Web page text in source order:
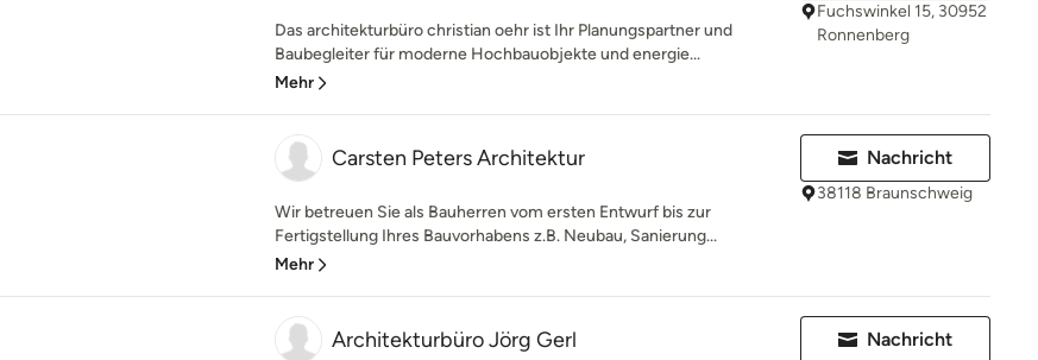
Das architekturbüro christian oehr ist Ihr Planungspartner und
Baubegleiter für moderne Hochbauobjekte und energie...
Mehr
Fuchswinkel 15, 30952
Ronnenberg
Carsten Peters Architektur
Wir betreuen Sie als Bauherren vom ersten Entwurf bis zur
Fertigstellung Ihres Bauvorhabens z.B. Neubau, Sanierung...
Mehr
Nachricht
38118 Braunschweig
Architekturbüro Jörg Gerl Nachricht